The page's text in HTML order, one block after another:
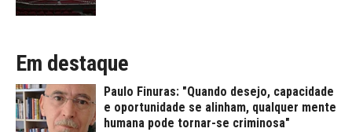
Em destaque
Paulo Finuras: "Quando desejo, capacidade
e oportunidade se alinham, qualquer mente
humana pode tornar-se criminosa"